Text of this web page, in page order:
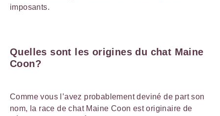
imposants.
Quelles sont les origines du chat Maine
Coon?
Comme vous l’avez probablement deviné de part son
nom, la race de chat Maine Coon est originaire de